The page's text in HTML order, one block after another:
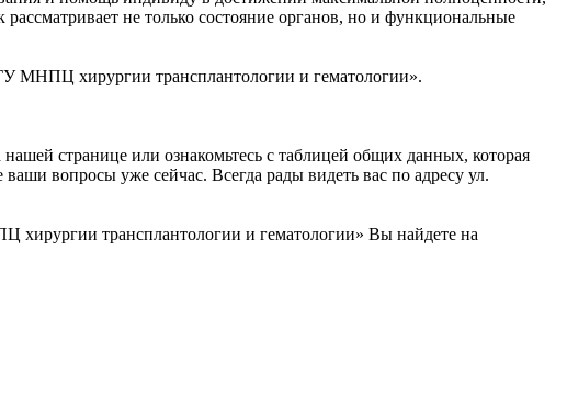
не только состояние органов, но и функциональные
МНПЦ хирургии трансплантологии и гематологии».
странице или ознакомьтесь с таблицей общих данных, которая
вопросы уже сейчас. Всегда рады видеть вас по адресу ул.
трансплантологии и гематологии» Вы найдете на